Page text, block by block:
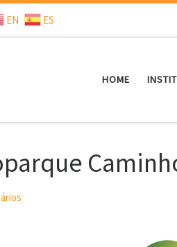
HOME
EN ES